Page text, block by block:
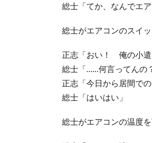
総士「てか、なんでエ
総士がエアコンのスイッ
正志「おい！ 俺の小遣
総士「……何言ってんの
正志「今日から居間で
総士「はいはい」
総士がエアコンの温度